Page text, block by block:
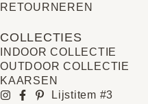
RETOURNEREN
COLLECTIES
INDOOR COLLECTIE
OUTDOOR COLLECTIE
KAARSEN
Lijstitem #3